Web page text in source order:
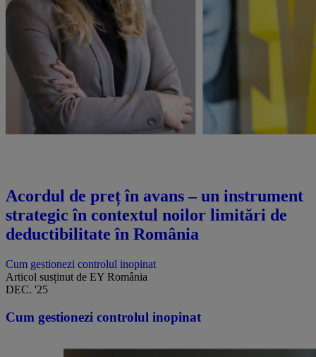
Acordul de preț în avans – un instrument
strategic în contextul noilor limitări de
deductibilitate în România
Cum gestionezi controlul inopinat
Articol susținut de EY România
DEC. '25
Cum gestionezi controlul inopinat